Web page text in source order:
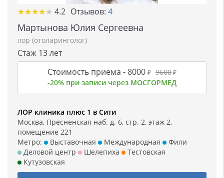
★★★★★
★★★★★ 4.2 Отзывов: 4
Мартынова Юлия Сергеевна
лор (отоларинголог)
Стаж 13 лет
Стоимость приема -8000 ₽ 9600₽
-20% при записи через МОСГОРМЕД
ЛОР клиника плюс 1 в Сити
Москва, Пресненская наб. д. 6, стр. 2, этаж 2,
помещение 221
Метро:
Выставочная Международная
Фили
Деловой центр
Шелепиха
Тестовская
Кутузовская